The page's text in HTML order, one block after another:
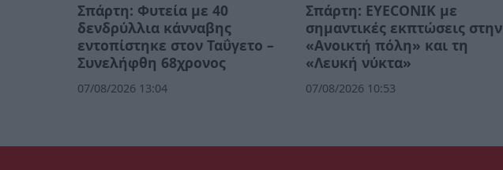
Σπάρτη: Φυτεία με 40
δενδρύλλια κάνναβης
εντοπίστηκε στον Ταΰγετο –
Συνελήφθη 68χρονος
07/08/2026 13:04
Σπάρτη: EYECONIK με
σημαντικές εκπτώσεις στην
«Ανοικτή πόλη» και τη
«Λευκή νύκτα»
07/08/2026 10:53